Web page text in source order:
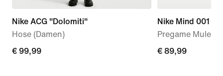
Nike ACG "Dolomiti"
Hose (Damen)
€ 99,99
€ 99,99
Nike Mind 001
Pregame Mule
€ 89,99
€ 89,99